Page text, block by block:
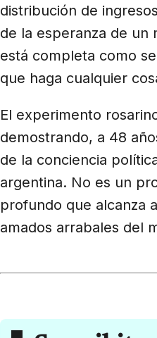
distribución de
de la esperanza de un
está completa como
que haga cualquier
El experimento
demostrando, a 48
de la conciencia
argentina. No es un
profundo que alcanza
amados arrabales del